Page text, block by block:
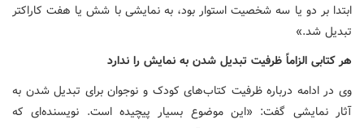
ابتدا بر دو یا سه شخصیت استوار بود، به نمایشی با شش یا هفت کاراکتر
تبدیل شد.»
هر کتابی الزاماً ظرفیت تبدیل شدن به نمایش را ندارد
وی در ادامه درباره ظرفیت کتاب‌های کودک و نوجوان برای تبدیل شدن به
آثار نمایشی گفت: «این موضوع بسیار پیچیده است. نویسنده‌ای که